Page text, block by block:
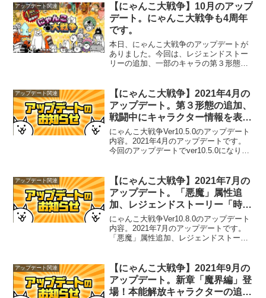
アップデート関連
【にゃんこ大戦争】10月のアップ
デート。にゃんこ大戦争も4周年
です。
本日、にゃんこ大戦争のアップデートが
ありました。今回は、レジェンドストー
リーの追加、一部のキャラの第３形態の
の最大レベルも58に上がりました。第3形
態へ進化出来るキャラ...
アップデート関連
【にゃんこ大戦争】2021年4月の
アップデート。第３形態の追加、
戦闘中にキャラクター情報を表示
する機能、ユーザーランク報酬追
加など。
にゃんこ大戦争Ver10.5.0のアップデート
内容。2021年4月のアップデートです。
今回のアップデートでver10.5.0になりま
ンク報酬追加などがあります。
アップデート関連
【にゃんこ大戦争】2021年7月の
アップデート。「悪魔」属性追
加、レジェンドストーリー「時空
のゆがみ」追加、ユーザーランク
報酬追加など。
にゃんこ大戦争Ver10.8.0のアップデート
内容。2021年7月のアップデートです。
「悪魔」属性追加、レジェンドストーリ
ジの待機時間を短縮出来る機能も追加さ
れました。
アップデート関連
【にゃんこ大戦争】2021年9月の
アップデート。新章「魔界編」登
場！本能解放キャラクターの追